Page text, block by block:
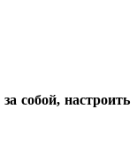
собой, настроить